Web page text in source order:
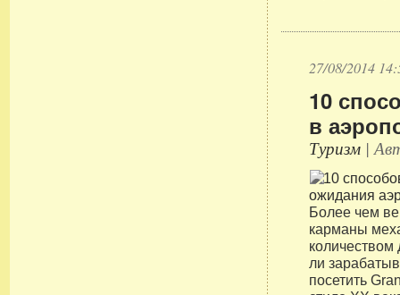
27/08/2014
10
в
Туризм |
Более чем
карманы
количеством
ли
посетить